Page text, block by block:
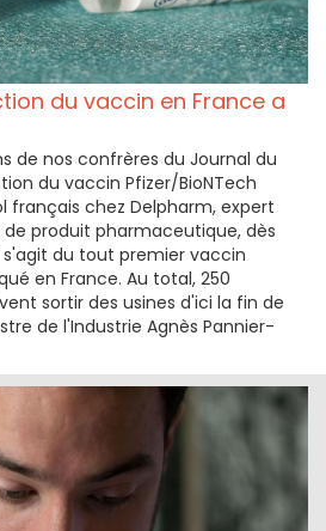
du vaccin en France a
de nos confrères du Journal du
du vaccin Pfizer/BioNTech
français chez Delpharm, expert
produit pharmaceutique, dès
du tout premier vaccin
en France. Au total, 250
sortir des usines d'ici la fin de
de l'Industrie Agnès Pannier-